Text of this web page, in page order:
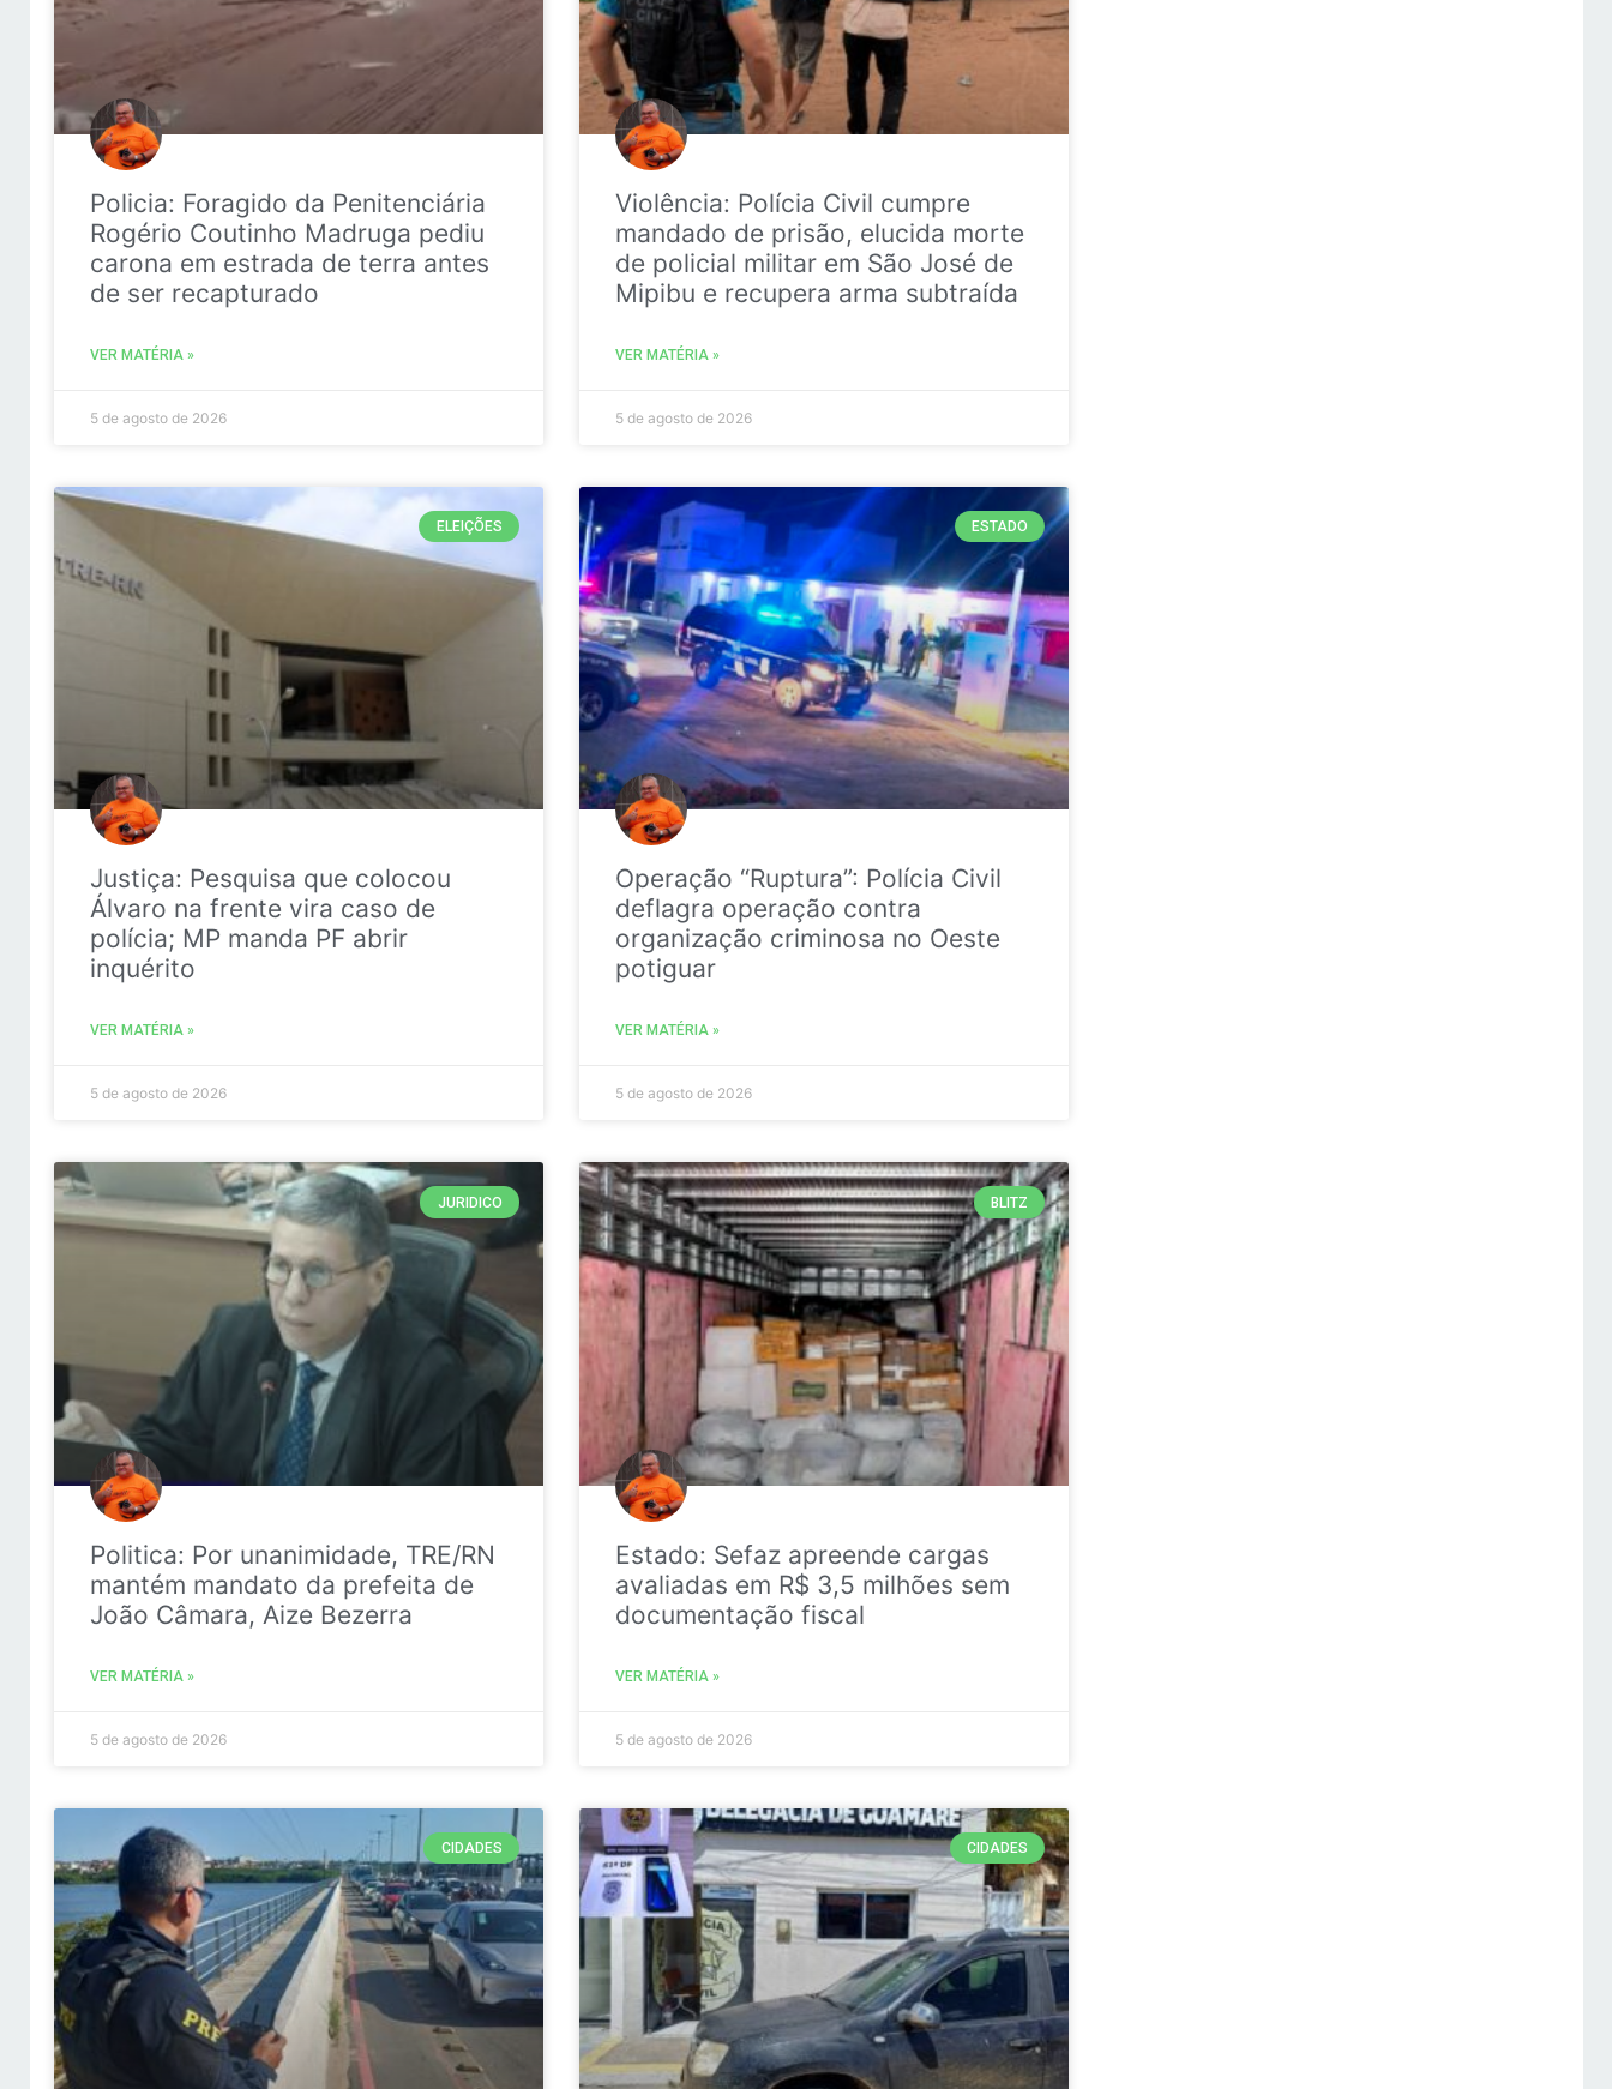
Policia: Foragido da Penitenciária
Rogério Coutinho Madruga pediu
carona em estrada de terra antes
de ser recapturado
VER MATÉRIA »
5 de agosto de 2026
Violência: Polícia Civil cumpre
mandado de prisão, elucida morte
de policial militar em São José de
Mipibu e recupera arma subtraída
VER MATÉRIA »
5 de agosto de 2026
ELEIÇÕES
Justiça: Pesquisa que colocou
Álvaro na frente vira caso de
polícia; MP manda PF abrir
inquérito
VER MATÉRIA »
5 de agosto de 2026
ESTADO
Operação “Ruptura”: Polícia Civil
deflagra operação contra
organização criminosa no Oeste
potiguar
VER MATÉRIA »
5 de agosto de 2026
JURIDICO
Politica: Por unanimidade, TRE/RN
mantém mandato da prefeita de
João Câmara, Aize Bezerra
VER MATÉRIA »
5 de agosto de 2026
BLITZ
Estado: Sefaz apreende cargas
avaliadas em R$ 3,5 milhões sem
documentação fiscal
VER MATÉRIA »
5 de agosto de 2026
CIDADES CIDADES